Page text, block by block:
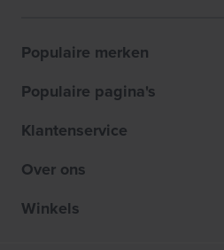
Populaire merken
Populaire pagina's
Klantenservice
Over ons
Winkels